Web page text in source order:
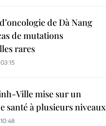
de Dà Nang
de mutations
rares
Ville mise sur un
santé à plusieurs niveaux